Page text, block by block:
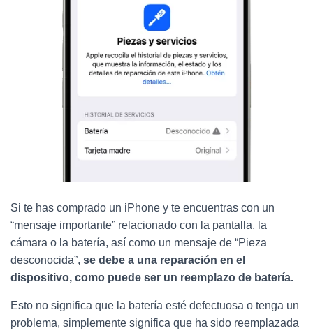
Si te has comprado un iPhone y te encuentras con un
“mensaje importante” relacionado con la pantalla, la
cámara o la batería, así como un mensaje de “Pieza
desconocida”, se debe a una reparación en el
dispositivo, como puede ser un reemplazo de batería.
Esto no significa que la batería esté defectuosa o tenga un
problema, simplemente significa que ha sido reemplazada